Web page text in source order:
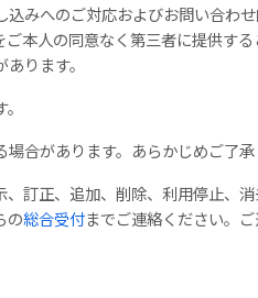
みへのご対応およびお問い合わ
本人の同意なく第三者に提供する
ります。
合があります。あらかじめご了承
訂正、追加、削除、利用停止、
の総合受付までご連絡ください。